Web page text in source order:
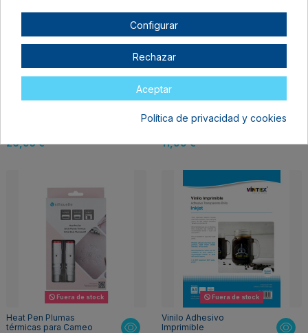
26,95 €
para base
11,99 €
Fuera de stock
Heat Pen Plumas
térmicas para Cameo
Fuera de stock
Vinilo Adhesivo
Imprimible
Configurar
Rechazar
Aceptar
Política de privacidad y cookies